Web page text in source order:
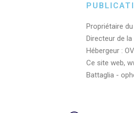
Propriétaire
Directeur de
Hébergeur :
Ce site web,
Battaglia -